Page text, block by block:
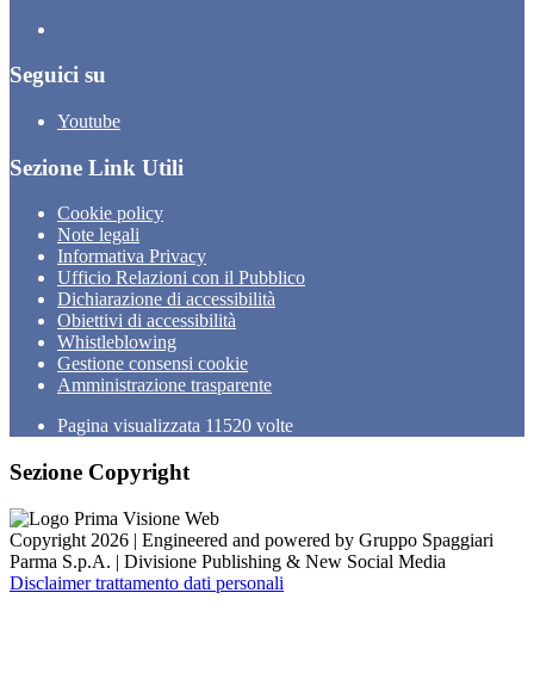
Seguici su
Youtube
Sezione Link Utili
Cookie policy
Note legali
Informativa Privacy
Ufficio Relazioni con il Pubblico
Dichiarazione di accessibilità
Obiettivi di accessibilità
Whistleblowing
Gestione consensi cookie
Amministrazione trasparente
Pagina visualizzata 11520 volte
Sezione Copyright
Copyright 2026 | Engineered and powered by Gruppo Spaggiari
Parma S.p.A. | Divisione Publishing & New Social Media
Disclaimer trattamento dati personali